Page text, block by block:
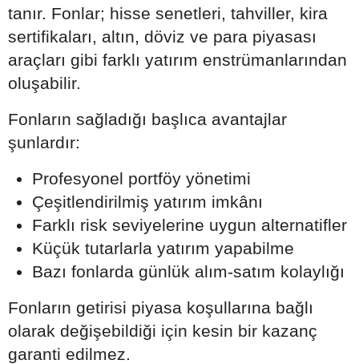
tanır. Fonlar; hisse senetleri, tahviller, kira
sertifikaları, altın, döviz ve para piyasası
araçları gibi farklı yatırım enstrümanlarından
oluşabilir.
Fonların sağladığı başlıca avantajlar
şunlardır:
Profesyonel portföy yönetimi
Çeşitlendirilmiş yatırım imkânı
Farklı risk seviyelerine uygun alternatifler
Küçük tutarlarla yatırım yapabilme
Bazı fonlarda günlük alım-satım kolaylığı
Fonların getirisi piyasa koşullarına bağlı
olarak değişebildiği için kesin bir kazanç
garanti edilmez.